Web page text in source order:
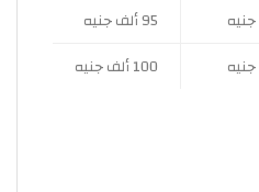
95 ألف جنيه
100 ألف جنيه